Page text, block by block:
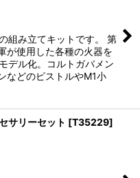
組み立てキットです。 第
が使用した各種の火器を
デル化。コルトガバメン
などのピストルやM1小
サリーセット [T35229]